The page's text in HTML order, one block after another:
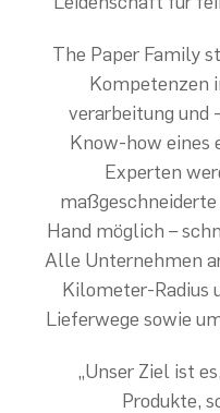
The Paper Family
Kompetenzen
verarbeitung und
Know-how eines
Experten
Hand möglich –
Alle Unternehmen
Kilometer-Radius
Lieferwege sowie
„Unser Ziel ist
Produkte,